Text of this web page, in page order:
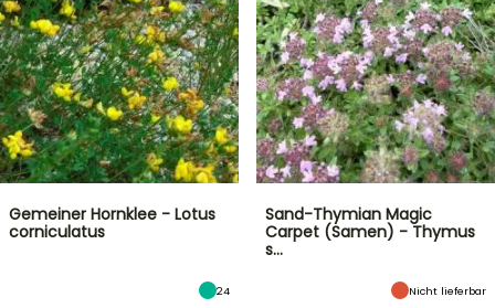
Gemeiner Hornklee - Lotus
corniculatus
24
Sand-Thymian Magic
Carpet (Samen) - Thymus
s…
Nicht lieferbar